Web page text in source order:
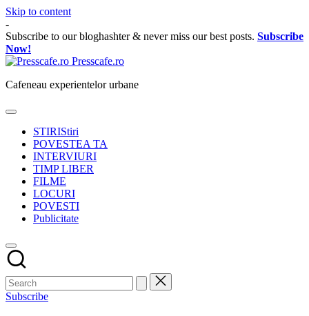
Skip to content
-
Subscribe to our bloghashter & never miss our best posts. Subscribe
Now!
Presscafe.ro
Cafeneau experientelor urbane
STIRIStiri
POVESTEA TA
INTERVIURI
TIMP LIBER
FILME
LOCURI
POVESTI
Publicitate
Subscribe